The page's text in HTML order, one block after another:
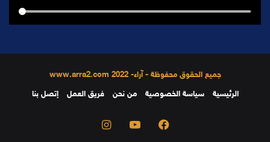
جميع الحقوق محفوظة - آراء- 2022 www.arra2.com
الرئيسية
سياسة الخصوصية من نحن فريق العمل إتصل بنا
فيسبوك يوتيوب